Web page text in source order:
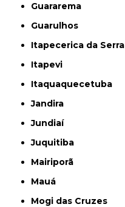
Guararema
Guarulhos
Itapecerica da Serra
Itapevi
Itaquaquecetuba
Jandira
Jundiaí
Juquitiba
Mairiporã
Mauá
Mogi das Cruzes